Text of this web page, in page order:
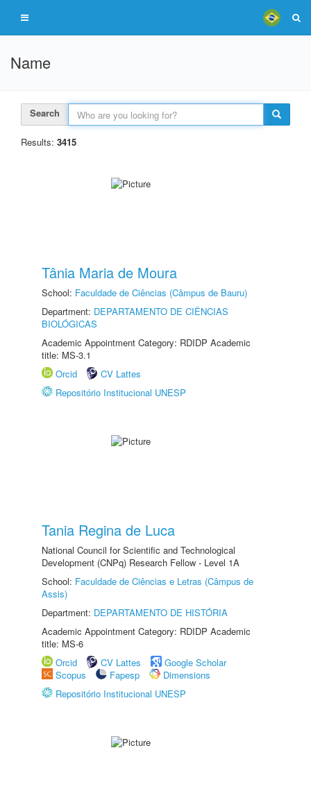
Name
Search
Results: 3415
Tânia Maria de Moura
School: Faculdade de Ciências (Câmpus de Bauru)
Department: DEPARTAMENTO DE CIÊNCIAS
BIOLÓGICAS
Academic Appointment Category: RDIDP Academic
title: MS-3.1
Orcid
CV Lattes
Repositório Institucional UNESP
Tania Regina de Luca
National Council for Scientific and Technological
Development (CNPq) Research Fellow - Level 1A
School: Faculdade de Ciências e Letras (Câmpus de
Assis)
Department: DEPARTAMENTO DE HISTÓRIA
Academic Appointment Category: RDIDP Academic
title: MS-6
Orcid
CV Lattes
Google Scholar
Scopus
Fapesp
Dimensions
Repositório Institucional UNESP